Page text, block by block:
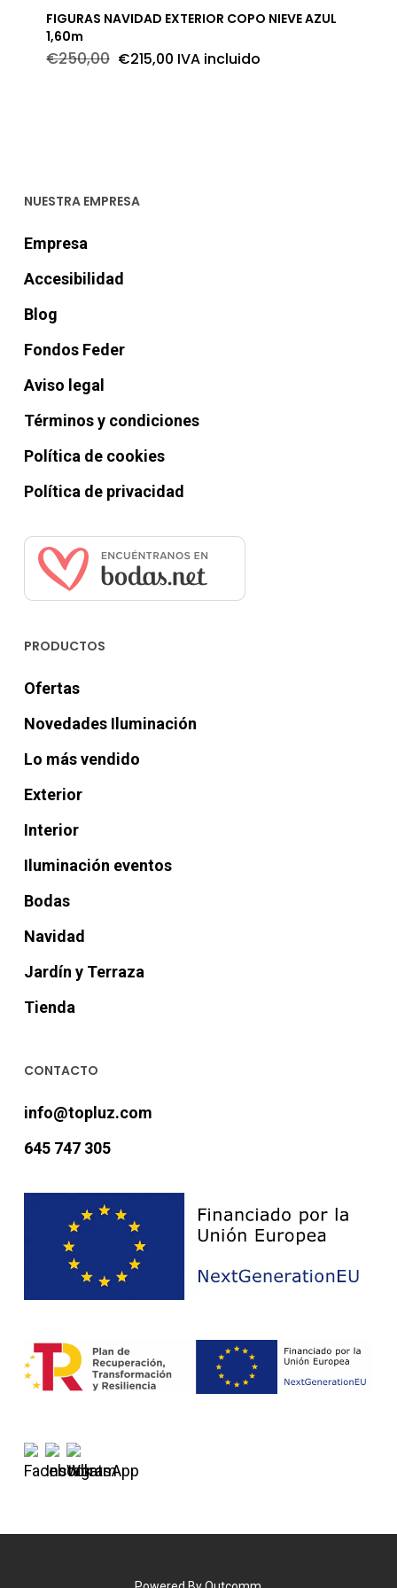
FIGURAS NAVIDAD EXTERIOR COPO NIEVE AZUL
1,60m
€250,00 El
precio
€215,00ElIVA incluido
NUESTRA EMPRESA
Empresa
Accesibilidad
Blog
Fondos Feder
Aviso legal
Términos y condiciones
Política de cookies
Política de privacidad
PRODUCTOS
Ofertas
Novedades Iluminación
Lo más vendido
Exterior
Interior
Iluminación eventos
Bodas
Navidad
Jardín y Terraza
Tienda
CONTACTO
info@topluz.com
645 747 305